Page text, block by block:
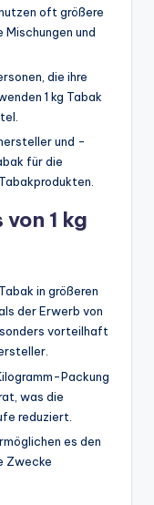
oft größere
Mischungen und
die ihre
1 kg Tabak
und -
für die
1 kg
in größeren
der Erwerb von
vorteilhaft
Packung
was die
reduziert.
es den
Zwecke